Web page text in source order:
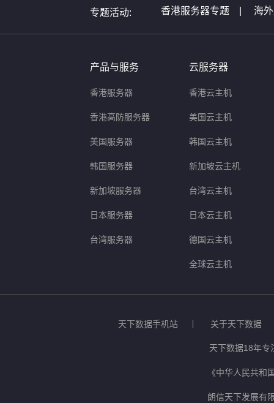
专题活动: 香港服务器专题 海
全球服务器介绍专题 |
产品与服务
香港服务器
香港高防服务器
美国服务器
韩国服务器
新加坡服务器
日本服务器
台湾服务器
云服务器
香港云主机
美国云主机
韩国云主机
新加坡云主机
台湾云主机
日本云主机
德国云主机
全球云主机
天下数据手机站 关于天下数据
天下数据18年专
《中华人民共和
朗信天下发展有